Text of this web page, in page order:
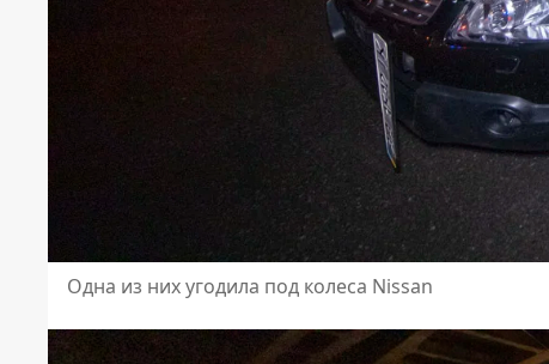
Одна из них угодила под колеса Nissan